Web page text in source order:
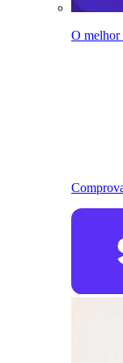
O melhor